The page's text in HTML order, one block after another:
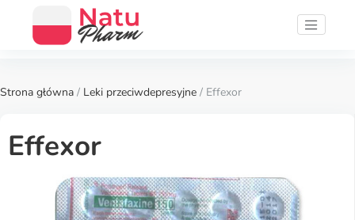
Strona główna / Leki przeciwdepresyjne / Effexor
Effexor